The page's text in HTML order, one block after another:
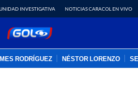
INVESTIGATIVA NOTICIAS CARACOL EN VIVO
RODRÍGUEZ NÉSTOR LORENZO